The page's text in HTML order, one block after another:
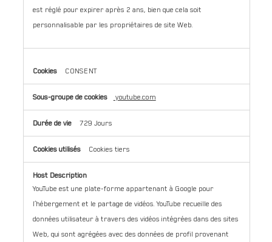
est réglé pour expirer après 2 ans, bien que cela soit
personnalisable par les propriétaires de site Web.
CONSENT
youtube.com
729 Jours
Cookies tiers
YouTube est une plate-forme appartenant à Google pour
l’hébergement et le partage de vidéos. YouTube recueille des
données utilisateur à travers des vidéos intégrées dans des sites
Web, qui sont agrégées avec des données de profil provenant